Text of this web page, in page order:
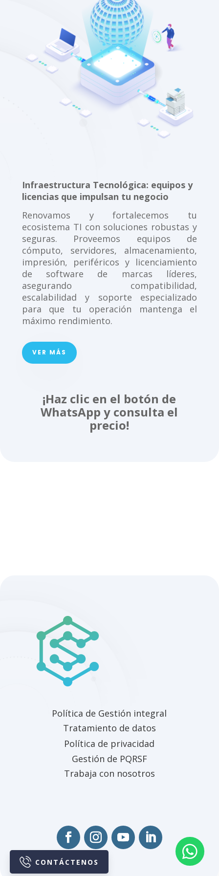
Infraestructura Tecnológica: equipos y
licencias que impulsan tu negocio
Renovamos y fortalecemos tu
ecosistema TI con soluciones robustas y
seguras. Proveemos equipos de
cómputo, servidores, almacenamiento,
impresión, periféricos y licenciamiento
de software de marcas líderes,
asegurando compatibilidad,
escalabilidad y soporte especializado
para que tu operación mantenga el
máximo rendimiento.
VER MÁS
¡Haz clic en el botón de
WhatsApp y consulta el
precio!

Política de Gestión integral
Tratamiento de datos
Política de privacidad
Gestión de PQRSF
Trabaja con nosotros
CONTÁCTENOS